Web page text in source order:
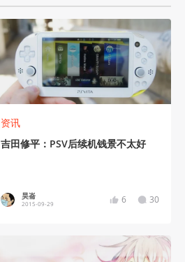
资讯
吉田修平：PSV后续机钱景不太好
昊崙
2015-09-29 6 30